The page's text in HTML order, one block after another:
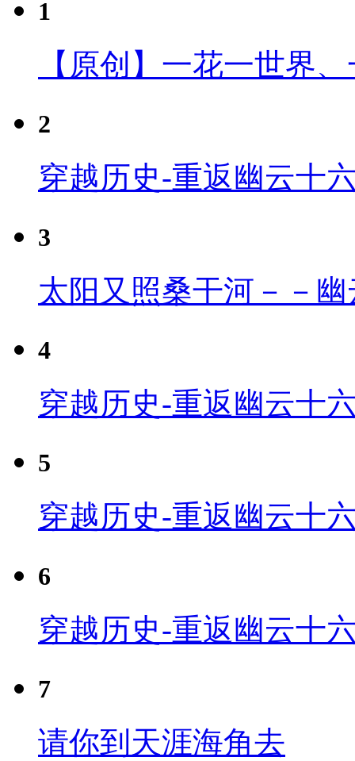
1
【原创】一花一世界
2
穿越历史-重返幽云十
3
太阳又照桑干河－－
4
穿越历史-重返幽云十
5
穿越历史-重返幽云十
6
穿越历史-重返幽云十
7
请你到天涯海角去